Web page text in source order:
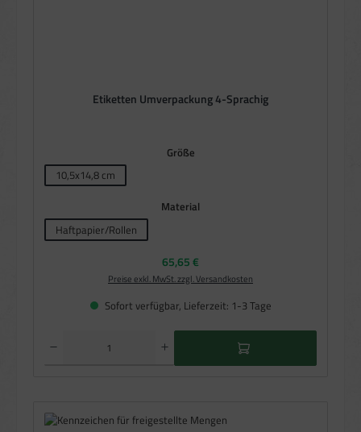
Etiketten Umverpackung 4-Sprachig
Größeauswählen
10,5x14,8 cm
Material
Haftpapier/Rollen
Regulärer Preis:
65,65 €
Preise exkl. MwSt. zzgl. Versandkosten
Sofort verfügbar, Lieferzeit: 1-3 Tage
Produkt Anzahl: Gib den gewünschten Wert ein oder benutze die Schaltflächen um die Anzahl zu